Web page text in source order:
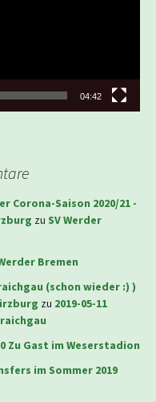
04:42
Corona-Saison 2020/21 -
zu SV Werder
Bremen
(schon wieder :) )
zu 2019-05-11
Zu Gast im Weserstadion
im Sommer 2019